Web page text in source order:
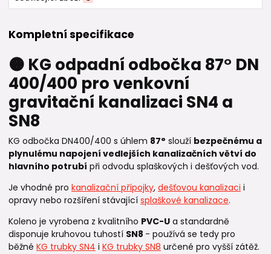
Kompletní specifikace
🟠 KG odpadní odbočka 87° DN
400/400 pro venkovní
gravitační kanalizaci SN4 a
SN8
KG odbočka DN400/400 s úhlem 87° slouží bezpečnému a
plynulému napojení vedlejších kanalizačních větví do
hlavního potrubí při odvodu splaškových i dešťových vod.
Je vhodné pro kanalizační přípojky, dešťovou kanalizaci i
opravy nebo rozšíření stávající splaškové kanalizace.
Koleno je vyrobena z kvalitního PVC-U a standardně
disponuje kruhovou tuhostí SN8 - používá se tedy pro
běžné KG trubky SN4 i KG trubky SN8 určené pro vyšší zátěž.